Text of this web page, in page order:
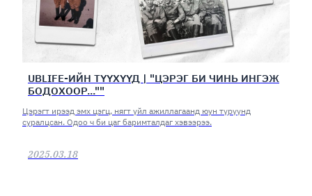
UBLIFE-ИЙН ТҮҮХҮҮД | "ЦЭРЭГ БИ ЧИНЬ ИНГЭЖ
БОДОХООР...""
Цэрэгт ирээд эмх цэгц, нягт үйл ажиллагаанд юун түрүүнд
суралцсан. Одоо ч би цаг баримталдаг хэвээрээ.
2025.03.18